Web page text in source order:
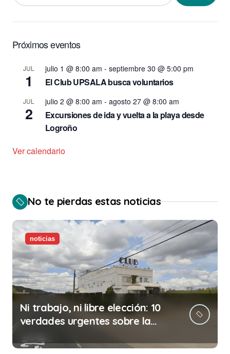
Próximos eventos
JUL
1
julio 1 @ 8:00 am - septiembre 30 @ 5:00 pm
El Club UPSALA busca voluntarios
JUL
2
julio 2 @ 8:00 am - agosto 27 @ 8:00 am
Excursiones de ida y vuelta a la playa desde
Logroño
Ver calendario
No te pierdas estas noticias
noticias
Ni trabajo, ni libre elección: 10
verdades urgentes sobre la